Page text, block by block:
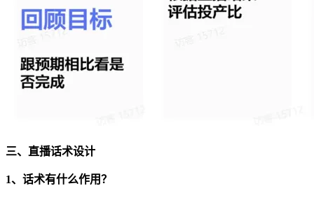
三、直播话术设计
1、话术有什么作用？